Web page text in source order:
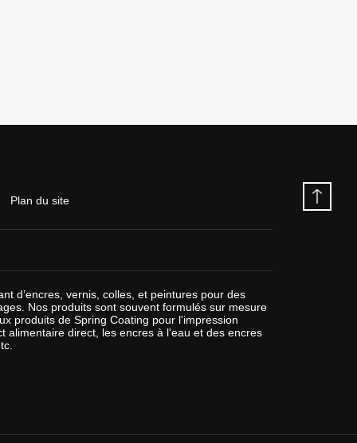
Plan du site
d’encres, vernis, colles, et peintures pour des
Nos produits sont souvent formulés sur mesure
produits de Spring Coating pour l'impression
alimentaire direct, les encres à l'eau et des encres